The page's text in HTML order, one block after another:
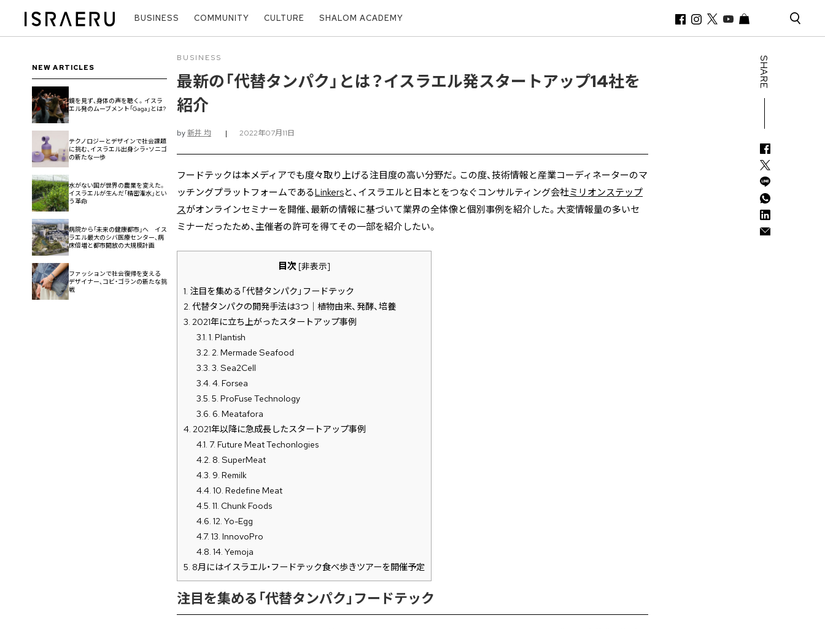
BUSINESS COMMUNITY CULTURE SHALOM ACADEMY
SHARE
NEW ARTICLES
鏡を見ず、身体の声を聴く。イスラ
エル発のムーブメント「Gaga」とは?
テクノロジーとデザインで社会課題
に挑む、イスラエル出身シラ・ソニゴ
の新たな一歩
水がない国が世界の農業を変えた。
イスラエルが生んだ「精密潅水」とい
う革命
病院から「未来の健康都市」へ イス
ラエル最大のシバ医療センター、病
床倍増と都市開放の大規模計画
ファッションで社会復帰を支える
デザイナー、コビ・ゴランの新たな挑
戦
BUSINESS
最新の「代替タンパク」とは？イスラエル発スタートアップ14社を
紹介
by新井 均 | 2022年07月11日
フードテックは本メディアでも度々取り上げる注目度の高い分野だ。この度、技術情報と産業コーディネーターのマ
ッチングプラットフォームであるLinkersと、イスラエルと日本とをつなぐコンサルティング会社ミリオンステップ
スがオンラインセミナーを開催、最新の情報に基づいて業界の全体像と個別事例を紹介した。大変情報量の多いセ
ミナーだったため、主催者の許可を得てその一部を紹介したい。
目次 [非表示]
1. 注目を集める「代替タンパク」フードテック
2. 代替タンパクの開発手法は3つ｜植物由来、発酵、培養
3. 2021年に立ち上がったスタートアップ事例
3.1. 1. Plantish
3.2. 2. Mermade Seafood
3.3. 3. Sea2Cell
3.4. 4. Forsea
3.5. 5. ProFuse Technology
3.6. 6. Meatafora
4. 2021年以降に急成長したスタートアップ事例
4.1. 7. Future Meat Techonlogies
4.2. 8. SuperMeat
4.3. 9. Remilk
4.4. 10. Redefine Meat
4.5. 11. Chunk Foods
4.6. 12. Yo-Egg
4.7. 13. InnovoPro
4.8. 14. Yemoja
5. 8月にはイスラエル・フードテック食べ歩きツアーを開催予定
注目を集める「代替タンパク」フードテック